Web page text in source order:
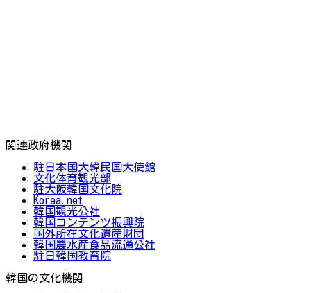
関連政府機関
駐日本国大韓民国大使館
文化体育観光部
駐大阪韓国文化院
Korea.net
韓国観光公社
韓国コンテンツ振興院
国外所在文化遺産財団
韓国農水産食品流通公社
駐日韓国教育院
韓国の文化機関